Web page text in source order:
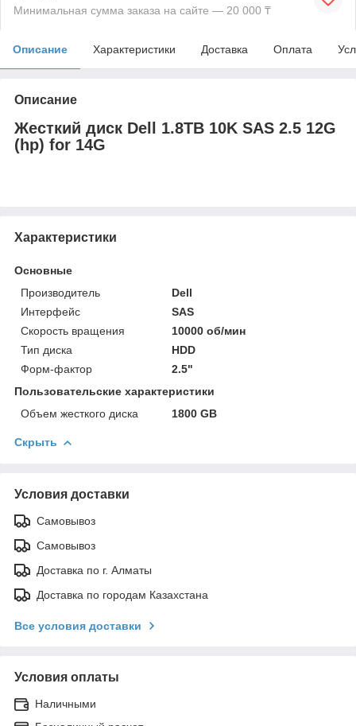
Минимальная сумма заказа на сайте — 20 000 ₸
Описание Характеристики Доставка Оплата
Описание
Жесткий диск Dell 1.8TB 10K SAS 2.5 12G
(hp) for 14G
Характеристики
Основные
Производитель
Dell
Интерфейс
SAS
Скорость вращения
10000 об/мин
Тип диска
HDD
Форм-фактор
2.5"
Пользовательские характеристики
Объем жесткого диска
1800 GB
Скрыть
Условия доставки
Самовывоз
Самовывоз
Доставка по г. Алматы
Доставка по городам Казахстана
Все условия доставки
Условия оплаты
Наличными